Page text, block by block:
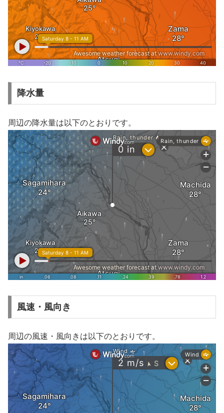
降水量
周辺の降水量は以下のとおりです。
風速・風向き
周辺の風速・風向きは以下のとおりです。